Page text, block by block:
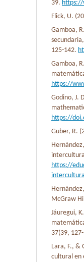
39. https://
Flick, U.
Gamboa,
125-142.
Gamboa,
https://
Godino, J.
https://
Guber, R.
https://
McGraw
Jáuregui,
37(39,
Lara, F., &
cultural en